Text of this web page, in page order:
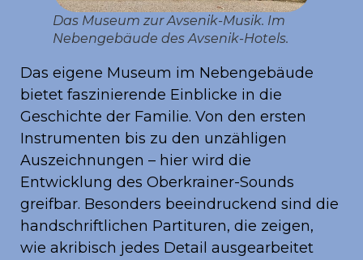
Das Museum zur Avsenik-Musik. Im
Nebengebäude des Avsenik-Hotels.
Das eigene Museum im Nebengebäude
bietet faszinierende Einblicke in die
Geschichte der Familie. Von den ersten
Instrumenten bis zu den unzähligen
Auszeichnungen – hier wird die
Entwicklung des Oberkrainer-Sounds
greifbar. Besonders beeindruckend sind die
handschriftlichen Partituren, die zeigen,
wie akribisch jedes Detail ausgearbeitet